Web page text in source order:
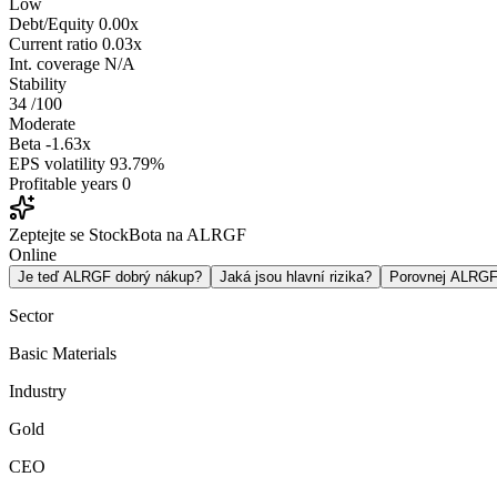
Low
Debt/Equity 0.00x
Current ratio 0.03x
Int. coverage N/A
Stability
34 /100
Moderate
Beta -1.63x
EPS volatility 93.79%
Profitable years 0
Zeptejte se StockBota na ALRGF
Online
Je teď ALRGF dobrý nákup? Jaká jsou hlavní rizika? Porovnej
Sector
Basic Materials
Industry
Gold
CEO